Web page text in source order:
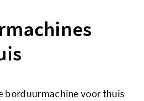
borduurmachine voor thuis